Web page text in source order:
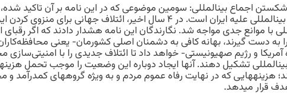
اجماع بین‏المللی: سومین موضوعی که در این نامه بر آن تاکید
اجماع بین‏المللی علیه ایران است. در ۴ سال اخیر، ائتلاف جهانی برای
با موانع جدی مواجه شد. نگارندگان این نامه هشدار دادند که اگر
به دست گیرند، بهانه کافی به دشمنان اصلی کشورمان- یعنی محافظه‌کاران
و رژیم صهیونیستی- خواهد داد تا ائتلاف جدیدی را با امنیتی‌سازی
تشکیل دهند. آنها ایجاد دوباره این وضعیت را موجب تحمل
هزینه‏هایی که در نهایت رفاه عموم مردم و به ویژه گروه‏های کم‏درآمد و
قرار می‏دهد.